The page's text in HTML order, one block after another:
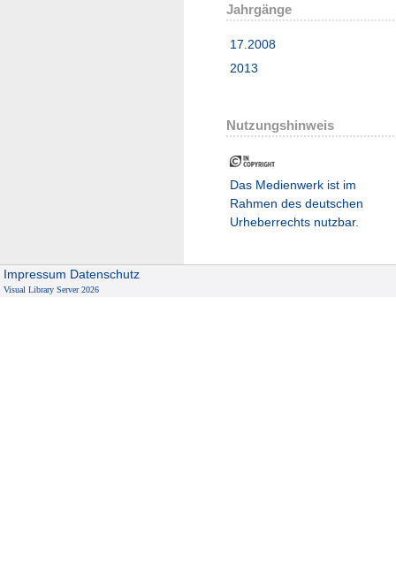
Jahrgänge
17.2008
2013
Nutzungshinweis
Das Medienwerk ist im
Rahmen des deutschen
Urheberrechts nutzbar.
Impressum Datenschutz
Visual Library Server 2026